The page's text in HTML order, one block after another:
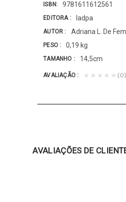
ISBN 9781611612561
EDITORA Iadpa
AUTOR Adriana L. De
PESO 0,19 kg
TAMANHO 14,5cm
AVALIAÇÃO ★★★★★ (0)
AVALIAÇÕES DE